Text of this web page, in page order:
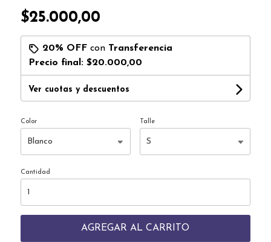
$25.000,00
20% OFFcon Transferencia
Precio final: $20.000,00
Ver cuotas y descuentos
Color Talle
Cantidad
AGREGAR AL CARRITO